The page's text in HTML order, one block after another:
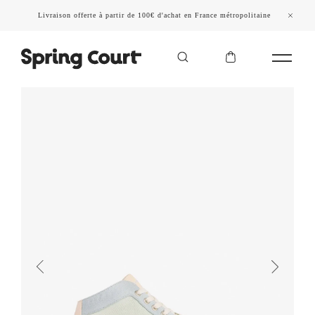
Livraison offerte à partir de 100€ d'achat en France métropolitaine